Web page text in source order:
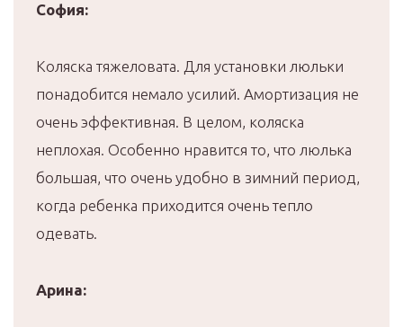
София:
Коляска тяжеловата. Для установки люльки
понадобится немало усилий. Амортизация не
очень эффективная. В целом, коляска
неплохая. Особенно нравится то, что люлька
большая, что очень удобно в зимний период,
когда ребенка приходится очень тепло
одевать.
Арина: